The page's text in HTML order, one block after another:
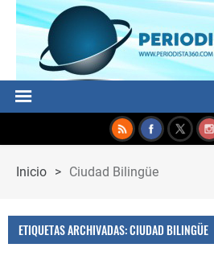
Inicio > Ciudad Bilingüe
ETIQUETAS ARCHIVADAS: CIUDAD BILINGÜE